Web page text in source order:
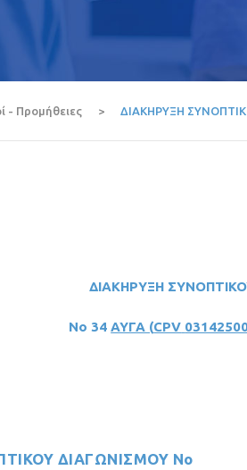
- Προμήθειες > ΔΙΑΚΗΡΥΞΗ
ΔΙΑΚΗΡΥΞΗ
Νο 34ΑΥΓΑ (CPV
ΔΙΑΓΩΝΙΣΜΟΥ Νο